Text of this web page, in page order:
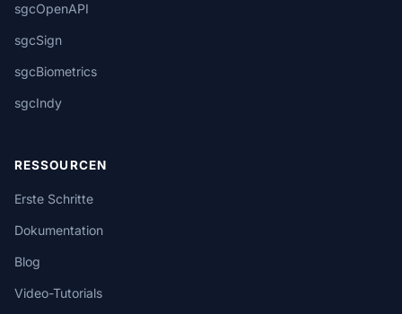
sgcOpenAPI
sgcSign
sgcBiometrics
sgcIndy
RESSOURCEN
Erste Schritte
Dokumentation
Blog
Video-Tutorials